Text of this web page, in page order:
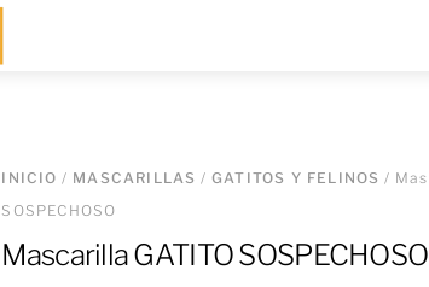
INICIO / MASCARILLAS /GATITOS Y FELINOS /
SOSPECHOSO
Mascarilla GATITO SOSPECHOSO